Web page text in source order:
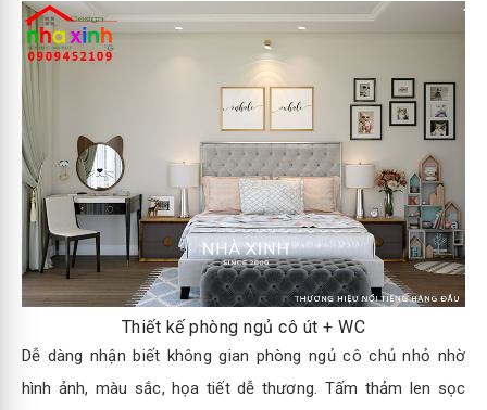
Thiết kế phòng ngủ cô út + WC
Dễ dàng nhận biết không gian phòng ngủ cô chủ nhỏ nhờ
hình ảnh, màu sắc, họa tiết dễ thương. Tấm thảm len sọc